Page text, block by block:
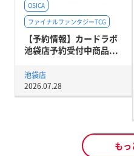
OSICA
ファイナルファンタジーTCG
【予約情報】カードラボ
池袋店予約受付中商品...
池袋店
2026.07.28
もっ